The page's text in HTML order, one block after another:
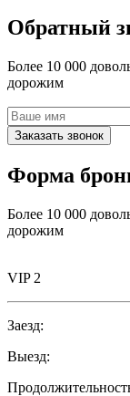
Обратный
Более 10 000
дорожим
Заказать звонок
Форма
Более 10 000
дорожим
VIP 2
Заезд:
Выезд: